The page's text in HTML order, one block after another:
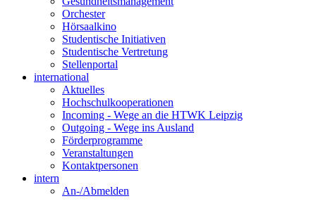
Orchester
Hörsaalkino
Studentische Initiativen
Studentische Vertretung
Stellenportal
international
Aktuelles
Hochschulkooperationen
Incoming - Wege an die HTWK Leipzig
Outgoing - Wege ins Ausland
Förderprogramme
Veranstaltungen
Kontaktpersonen
intern
An-/Abmelden